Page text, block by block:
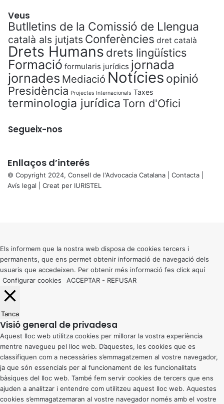
Veus
Butlletins de la Comissió de Llengua
català als jutjats Conferències dret català
Drets Humans drets lingüístics
Formació formularis jurídics jornada
jornades Mediació Notícies opinió
Presidència Projectes Internacionals Taxes
terminologia jurídica Torn d'Ofici
Segueix-nos
Enllaços d’interés
© Copyright 2024, Consell de l'Advocacia Catalana | Contacta
Avís legal | Creat per IURISTEL
button
Els informem que la nostra web disposa de cookies tercers i
permanents, que ens permet obtenir informació de navegació dels
usuaris que accedeixen. Per obtenir més informació fes click aquí
Configurar cookies
ACCEPTAR - REFUSAR
Tanca
Visió general de privadesa
Aquest lloc web utilitza cookies per millorar la vostra experiència
mentre navegueu pel lloc web. D’aquestes, les cookies que es
classifiquen com a necessàries s’emmagatzemen al vostre navegador,
ja que són essencials per al funcionament de les funcionalitats
bàsiques del lloc web. També fem servir cookies de tercers que ens
ajuden a analitzar i entendre com utilitzeu aquest lloc web. Aquestes
cookies s’emmagatzemaran al vostre navegador només amb el vostre